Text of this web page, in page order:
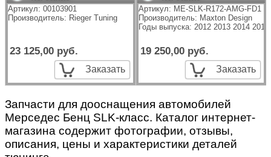
Артикул: 00103901
Производитель: Rieger Tuning
23 125,00 руб.
Заказать
Артикул: ME-SLK-R172-AMG-FD1
Производитель: Maxton Design
Годы выпуска: 2012 2013 2014 2015
19 250,00 руб.
Заказать
Запчасти для дооснащения автомобилей
Мерседес Бенц SLK-класс. Каталог интернет-
магазина содержит фотографии, отзывы,
описания, цены и характеристики деталей